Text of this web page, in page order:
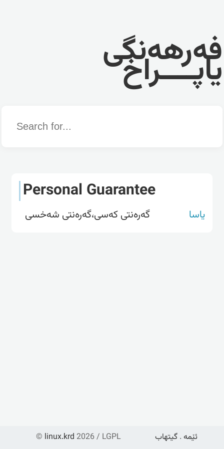
فەرهەنگی
یاپــــراخ
Word
Personal Guarantee
یاسا گەرەنتی کەسی،گەرەنتی شەخسی
© linux.krd 2026 / LGPL ئێمە . گیتهاب